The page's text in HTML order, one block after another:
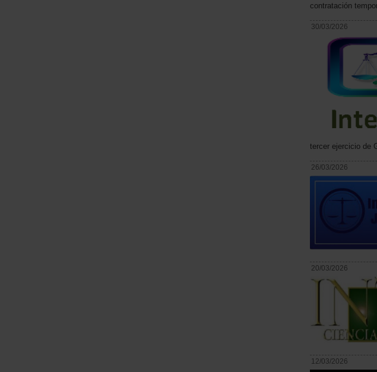
contratación
30/03/2026
tercer ejercicio de
26/03/2026
20/03/2026
12/03/2026